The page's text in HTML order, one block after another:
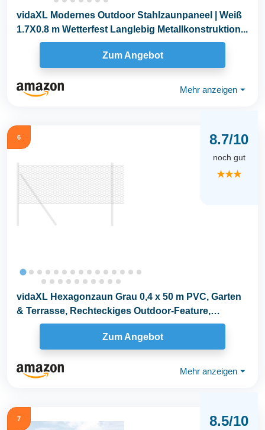
vidaXL Modernes Outdoor Stahlzaunpaneel | Weiß
1.7X0.8 m Wetterfest Langlebig Metallkonstruktion...
Zum Angebot
Mehr anzeigen ⏷
6 8.7/10
noch gut
★★★
vidaXL Hexagonzaun Grau 0,4 x 50 m PVC, Garten
& Terrasse, Rechteckiges Outdoor-Feature,
Moderner...
Zum Angebot
Mehr anzeigen ⏷
7 8.5/10